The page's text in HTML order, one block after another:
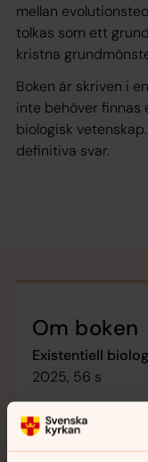
mellan
tolkas som ett
kristna
Boken är skriven i
inte behöver finnas
biologisk
definitiva svar.
Om boken
Existentiell
2025, 56 s
Carl-Reinhold
empirisk
universitet.